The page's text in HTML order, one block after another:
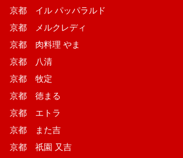
京都 イル パッパラルド
京都 メルクレディ
京都 肉料理 やま
京都 八清
京都 牧定
京都 徳まる
京都 エトラ
京都 また吉
京都 祇園 又吉